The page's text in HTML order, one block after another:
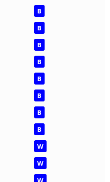
B
B
B
B
B
B
B
B
W
W
W